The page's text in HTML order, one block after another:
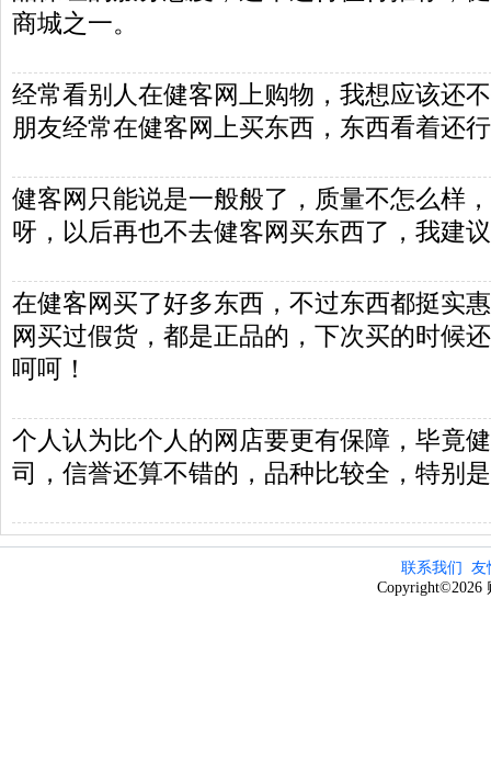
商城之一。
经常看别人在健客网上购物，我想应该还
朋友经常在健客网上买东西，东西看着还
健客网只能说是一般般了，质量不怎么样
呀，以后再也不去健客网买东西了，我建
在健客网买了好多东西，不过东西都挺实
网买过假货，都是正品的，下次买的时候
呵呵！
个人认为比个人的网店要更有保障，毕竟
司，信誉还算不错的，品种比较全，特别
联系我们
友
Copyright©2026